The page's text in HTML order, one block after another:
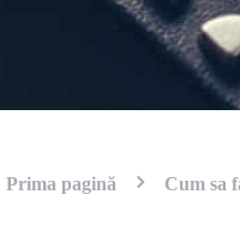
Prima pagină Cum sa